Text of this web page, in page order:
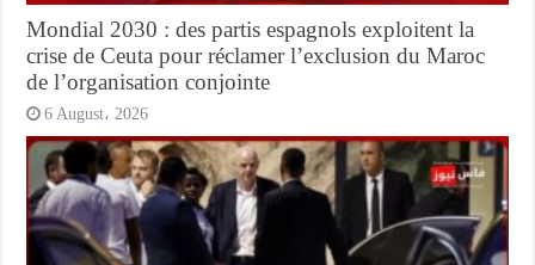
Mondial 2030 : des partis espagnols exploitent la
crise de Ceuta pour réclamer l’exclusion du Maroc
de l’organisation conjointe
6 August، 2026